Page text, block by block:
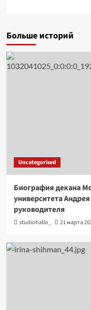
Больше историй
Uncategorised
Биография декана
университета
руководителя
studiohallo_ 21 марта